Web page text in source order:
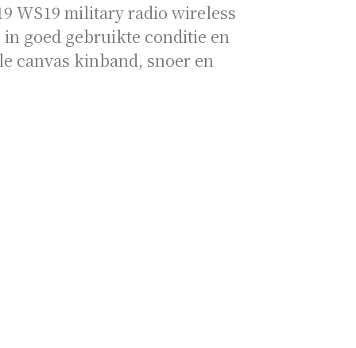
WS19 military radio wireless
goed gebruikte conditie en
canvas kinband, snoer en